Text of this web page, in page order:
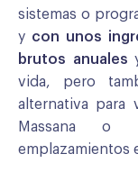
sistemas o
y con unos
brutos anuales
vida, pero
alternativa para
Massana o
emplazamientos